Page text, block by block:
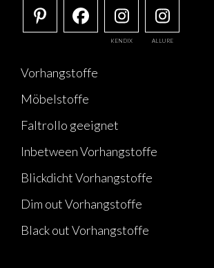
KENDIX ALLURE
Vorhangstoffe
Möbelstoffe
Faltrollo geeignet
Inbetween Vorhangstoffe
Blickdicht Vorhangstoffe
Dim out Vorhangstoffe
Black out Vorhangstoffe